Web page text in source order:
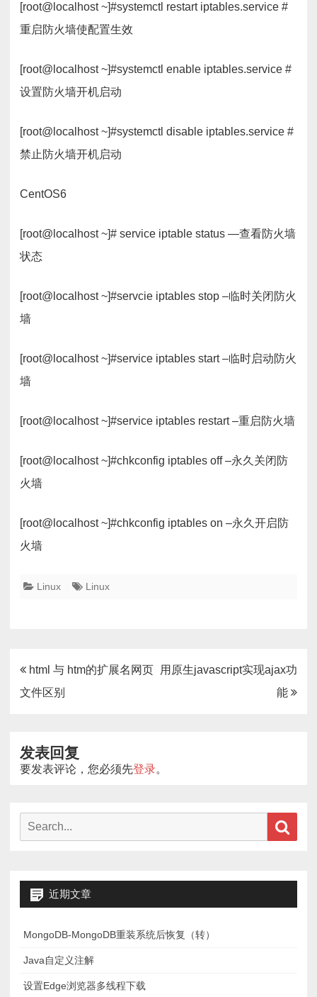
[root@localhost ~]#systemctl restart iptables.service #
重启防火墙使配置生效
[root@localhost ~]#systemctl enable iptables.service #
设置防火墙开机启动
[root@localhost ~]#systemctl disable iptables.service #
禁止防火墙开机启动
CentOS6
[root@localhost ~]# service iptable status —查看防火墙
状态
[root@localhost ~]#servcie iptables stop –临时关闭防火
墙
[root@localhost ~]#service iptables start –临时启动防火
墙
[root@localhost ~]#service iptables restart –重启防火墙
[root@localhost ~]#chkconfig iptables off –永久关闭防
火墙
[root@localhost ~]#chkconfig iptables on –永久开启防
火墙
Linux Linux
文
章
html 与 htm的扩展名网页
文件区别
用原生javascript实现ajax功
能
发表回复
要发表评论，您必须先登录。
Search
近期文章
MongoDB-MongoDB重装系统后恢复（转）
Java自定义注解
设置Edge浏览器多线程下载